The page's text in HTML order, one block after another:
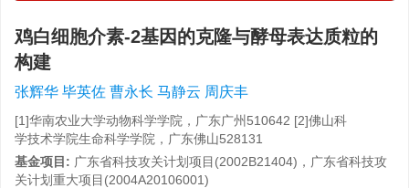
鸡白细胞介素-2基因的克隆与酵母表达质粒的
构建
张辉华 毕英佐 曹永长 马静云 周庆丰
[1]华南农业大学动物科学学院，广东广州510642 [2]佛山科
学技术学院生命科学学院，广东佛山528131
基金项目: 广东省科技攻关计划项目(2002B21404)，广东省科技攻
关计划重大项目(2004A20106001)